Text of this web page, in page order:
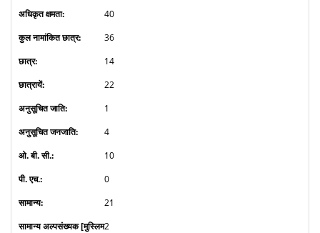
40
36
14
22
1
4
10
0
21
2